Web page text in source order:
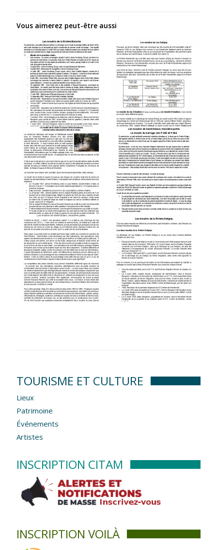
Vous aimerez peut-être aussi
TOURISME ET CULTURE
Lieux
Patrimoine
Événements
Artistes
INSCRIPTION CITAM
INSCRIPTION VOILÀ